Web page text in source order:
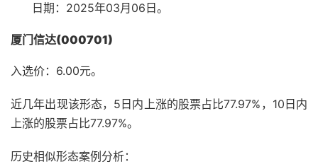
日期：2025年03月06日。
厦门信达(000701)
入选价：6.00元。
近几年出现该形态，5日内上涨的股票占比77.97%，10日内
上涨的股票占比77.97%。
历史相似形态案例分析：